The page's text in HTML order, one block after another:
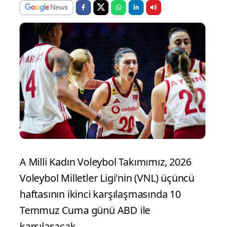
A Milli Kadın Voleybol Takımımız, 2026
Voleybol Milletler Ligi'nin (VNL) üçüncü
haftasının ikinci karşılaşmasında 10
Temmuz Cuma günü ABD ile